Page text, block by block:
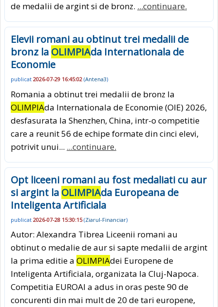
de medalii de argint si de bronz. ...continuare.
Elevii romani au obtinut trei medalii de
bronz la OLIMPIAda Internationala de
Economie
publicat 2026-07-29 16:45:02 (Antena3)
Romania a obtinut trei medalii de bronz la
OLIMPIAda Internationala de Economie (OIE) 2026,
desfasurata la Shenzhen, China, intr-o competitie
care a reunit 56 de echipe formate din cinci elevi,
potrivit unui... ...continuare.
Opt liceeni romani au fost medaliati cu aur
si argint la OLIMPIAda Europeana de
Inteligenta Artificiala
publicat 2026-07-28 15:30:15(Ziarul-Financiar)
Autor: Alexandra Tibrea Liceenii romani au
obtinut o medalie de aur si sapte medalii de argint
la prima editie a OLIMPIAdei Europene de
Inteligenta Artificiala, organizata la Cluj-Napoca.
Competitia EUROAI a adus in oras peste 90 de
concurenti din mai mult de 20 de tari europene,